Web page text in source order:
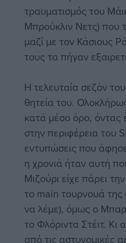
τραυματισμός του
Μπρούκλιν Νετς) που
μαζί με τον Κάσιους
τους τα πήγαν
Η τελευταία σεζόν
θητεία του.
κατά μέσο όρο, όντας
στην περιφέρεια του
εντυπώσεις που
η χρονιά ήταν αυτή
Μιζούρι είχε πάρει
το main τουρνουά
να λέμε), όμως ο
το Φλόριντα Στέιτ. Κι
από τις αστυνομικές